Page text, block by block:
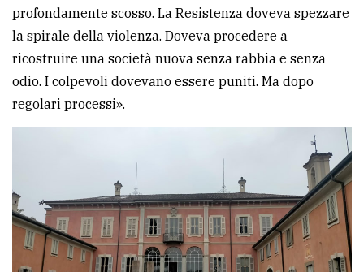
profondamente scosso. La Resistenza doveva spezzare
la spirale della violenza. Doveva procedere a
ricostruire una società nuova senza rabbia e senza
odio. I colpevoli dovevano essere puniti. Ma dopo
regolari processi».